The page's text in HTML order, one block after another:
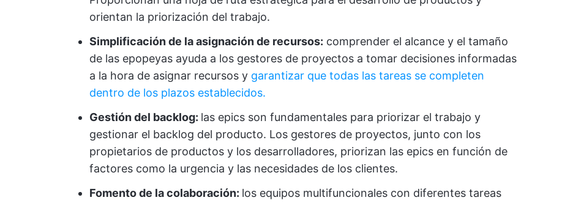
orientan la priorización del trabajo.
Simplificación de la asignación de recursos: comprender el alcance y el tamaño
de las epopeyas ayuda a los gestores de proyectos a tomar decisiones informadas
a la hora de asignar recursos y garantizar que todas las tareas se completen
dentro de los plazos establecidos.
Gestión del backlog: las epics son fundamentales para priorizar el trabajo y
gestionar el backlog del producto. Los gestores de proyectos, junto con los
propietarios de productos y los desarrolladores, priorizan las epics en función de
factores como la urgencia y las necesidades de los clientes.
Fomento de la colaboración: los equipos multifuncionales con diferentes tareas